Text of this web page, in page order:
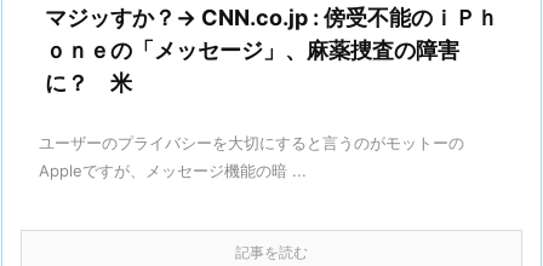
マジッすか？→ CNN.co.jp : 傍受不能のｉＰｈ
ｏｎｅの「メッセージ」、麻薬捜査の障害
に？ 米
ユーザーのプライバシーを大切にすると言うのがモットーの
Appleですが、メッセージ機能の暗 ...
記事を読む